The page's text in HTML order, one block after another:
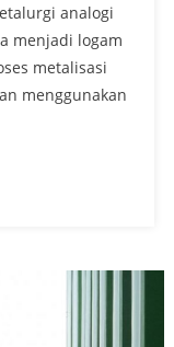
analogi
menjadi logam
metalisasi
menggunakan